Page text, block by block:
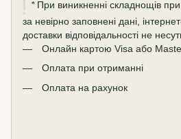
* При виникненні складнощів
за невірно заповнені дані,
доставки відповідальності не
Онлайн картою Visa або
Оплата при отриманні
Оплата на рахунок